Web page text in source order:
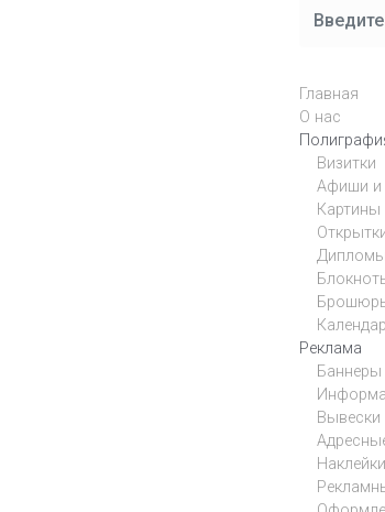
Главная
О нас
Визитки
Афиши и
Картины
Реклама
Баннеры
Вывески